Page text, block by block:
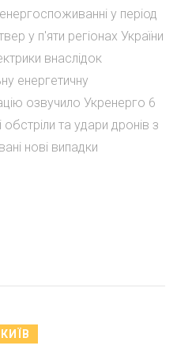
у період
у п'яти регіонах України
внаслідок
енергетичну
озвучило Укренерго 6
та удари дронів з
нові випадки
КИЇВ